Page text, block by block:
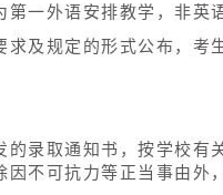
一外语安排教学，非英
及规定的形式公布，考
录取通知书，按学校有
不可抗力等正当事由外